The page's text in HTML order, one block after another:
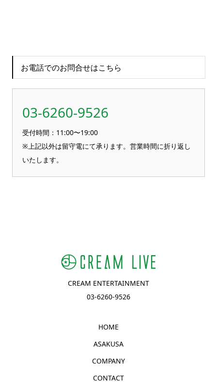
お電話でのお問合せはこちら
03-6260-9526
受付時間：11:00〜19:00
※上記以外は留守電にて承ります。営業時間に折り返し
いたします。
CREAM ENTERTAINMENT
03-6260-9526
HOME
ASAKUSA
COMPANY
CONTACT